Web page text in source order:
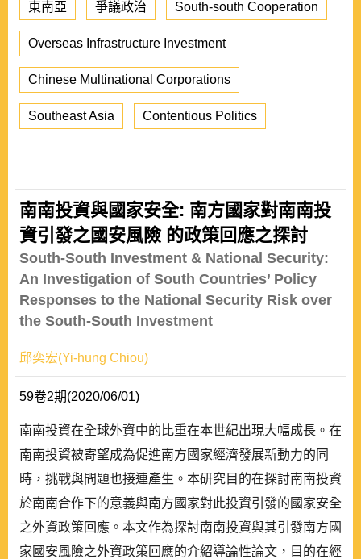
東南亞 爭議政治 South-south Cooperation
Overseas Infrastructure Investment
Chinese Multinational Corporations
Southeast Asia Contentious Politics
南南投資與國家安全: 南方國家對南南投
資引發之國安風險 的政策回應之探討
South-South Investment & National Security:
An Investigation of South Countries’ Policy
Responses to the National Security Risk over
the South-South Investment
邱奕宏(Yi-hung Chiou)
59卷2期(2020/06/01)
南南投資在全球外資中的比重在本世紀出現大幅成長。在
南南投資被寄望成為促進南方國家經濟發展新動力的同
時，挑戰與問題也接連產生。本研究目的在探討南南投資
於南南合作下的意義與南方國家對此投資引發的國家安全
之外資政策回應。本文作為探討南南投資與其引發南方國
家國安風險之外資政策回應的介紹導論性論文，目的在經